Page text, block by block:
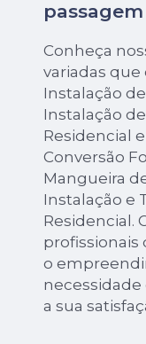
Conheça
variadas
Instalação
Instalação
Residencial
Conversão
Mangueira
Instalação e
Residencial.
profissionais
o
a sua